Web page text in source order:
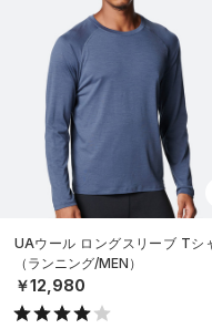
UAウール ロングスリーブ Tシ
（ランニング/MEN）
￥12,980